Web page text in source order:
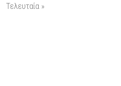
Τελευταία »